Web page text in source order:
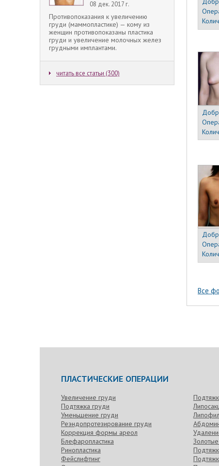
08 дек. 2017 г.
Противопоказания к увеличению
груди (маммопластике) — кому из
женщин противопоказаны пластика
груди и увеличение молочных желез
грудными имплантами.
читать все статьи (300)
Все
ПЛАСТИЧЕСКИЕ ОПЕРАЦИИ
Увеличение груди
Подтяжка груди
Уменьшение груди
Реэндопротезирование груди
Коррекция формы ареол
Блефаропластика
Ринопластика
Фейслифтинг
Золотые